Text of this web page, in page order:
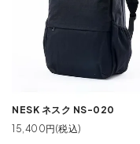
NESK ネスク NS-020
15,400円(税込)